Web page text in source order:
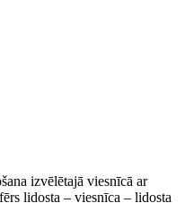
izvēlētajā viesnīcā ar
lidosta – viesnīca – lidosta